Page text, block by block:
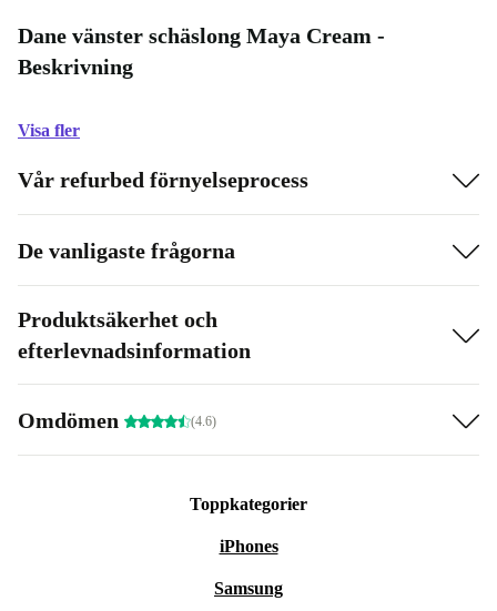
Dane vänster schäslong Maya Cream -
Beskrivning
Visa fler
Vår refurbed förnyelseprocess
De vanligaste frågorna
Produktsäkerhet och
efterlevnadsinformation
Omdömen (4.6)
Toppkategorier
iPhones
Samsung